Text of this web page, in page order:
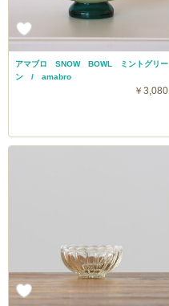
アマブロ SNOW BOWL ミントグリー
ン / amabro
￥3,080